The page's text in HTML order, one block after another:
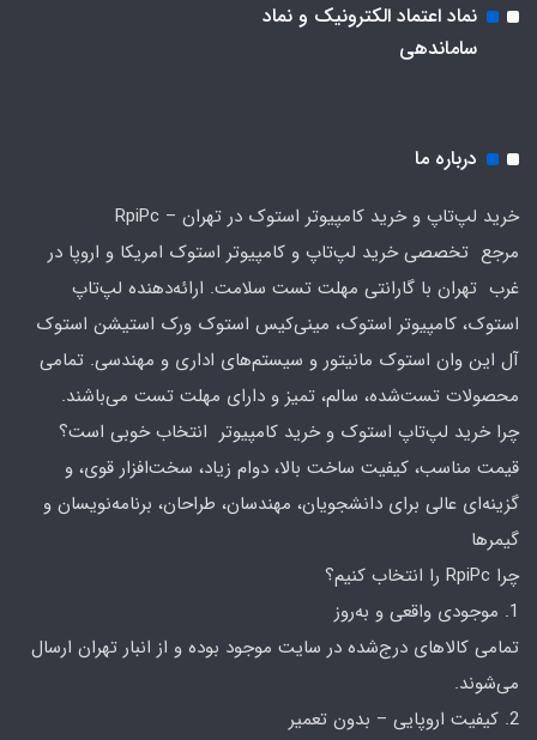
نماد اعتماد الکترونیک و نماد
ساماندهی
درباره ما
خرید لپ‌تاپ و خرید کامپیوتر استوک در تهران – RpiPc
مرجع تخصصی خرید لپ‌تاپ و کامپیوتر استوک امریکا و اروپا در
غرب تهران با گارانتی مهلت تست سلامت. ارائه‌دهنده لپ‌تاپ
استوک، کامپیوتر استوک، مینی‌کیس استوک ورک استیشن استوک
آل این وان استوک مانیتور و سیستم‌های اداری و مهندسی. تمامی
محصولات تست‌شده، سالم، تمیز و دارای مهلت تست می‌باشند.
چرا خرید لپ‌تاپ استوک و خرید کامپیوتر انتخاب خوبی است؟
قیمت مناسب، کیفیت ساخت بالا، دوام زیاد، سخت‌افزار قوی، و
گزینه‌ای عالی برای دانشجویان، مهندسان، طراحان، برنامه‌نویسان و
گیمرها
چرا RpiPc را انتخاب کنیم؟
1. موجودی واقعی و به‌روز
تمامی کالاهای درج‌شده در سایت موجود بوده و از انبار تهران ارسال
می‌شوند.
2. کیفیت اروپایی – بدون تعمیر